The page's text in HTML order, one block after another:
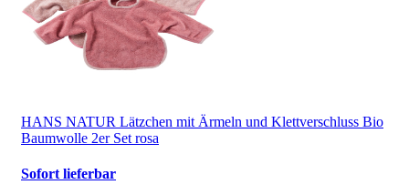
HANS NATUR Lätzchen mit Ärmeln und Klettverschluss Bio
Baumwolle 2er Set rosa
Sofort lieferbar